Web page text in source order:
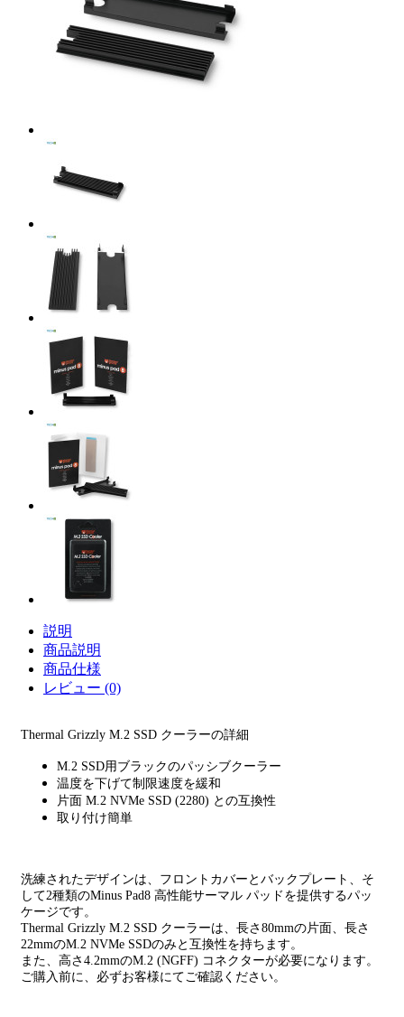
説明
商品説明
商品仕様
レビュー (0)
Thermal Grizzly M.2 SSD クーラーの詳細
M.2 SSD用ブラックのパッシブクーラー
温度を下げて制限速度を緩和
片面 M.2 NVMe SSD (2280) との互換性
取り付け簡単
洗練されたデザインは、フロントカバーとバックプレート、そ
して2種類のMinus Pad8 高性能サーマル パッドを提供するパッ
ケージです。
Thermal Grizzly M.2 SSD クーラーは、長さ80mmの片面、長さ
22mmのM.2 NVMe SSDのみと互換性を持ちます。
また、高さ4.2mmのM.2 (NGFF) コネクターが必要になります。
ご購入前に、必ずお客様にてご確認ください。